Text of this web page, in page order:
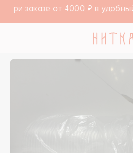
при заказе от 4000 ₽ в